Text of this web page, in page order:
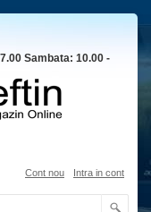
Sambata: 10.00 -
Cont nou Intra in cont